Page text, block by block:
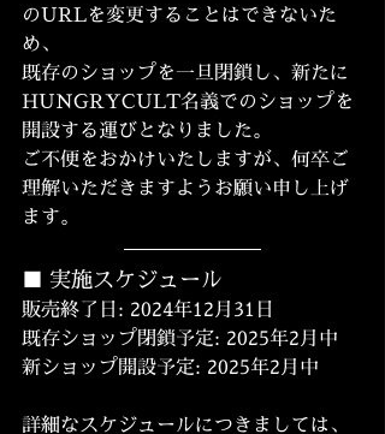
のURLを変更することはできないた
め、
既存のショップを一旦閉鎖し、新たに
HUNGRYCULT名義でのショップを
開設する運びとなりました。
ご不便をおかけいたしますが、何卒ご
理解いただきますようお願い申し上げ
ます。
■ 実施スケジュール
販売終了日: 2024年12月31日
既存ショップ閉鎖予定: 2025年2月中
新ショップ開設予定: 2025年2月中
詳細なスケジュールにつきましては、